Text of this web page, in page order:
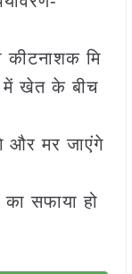
कीटनाशक मि
में खेत के बीच
और मर जाएंगे
सफाया हो